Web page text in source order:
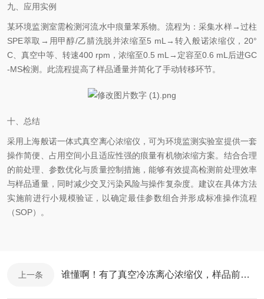
九、应用实例
某环境监测室需检测河流水中痕量苯系物。流程为：采集水样→过柱
SPE萃取→用甲醇/乙腈洗脱并浓缩至5 mL→转入般诺浓缩仪，20°
C、真空中等、转速400 rpm，浓缩至0.5 mL→定容至0.6 mL后进GC
-MS检测。此流程提高了样品通量并简化了手动转移环节。
十、总结
采用上海般诺一体式真空离心浓缩仪，可为环境监测实验室提供一套
操作简便、占用空间小且适应性强的痕量有机物浓缩方案。结合合理
的前处理、参数优化与质量控制措施，能够有效提高检测前处理效率
与样品通量，同时减少交叉污染风险与操作复杂度。建议在具体方法
实施前进行小规模验证，以确定最佳参数组合并形成标准操作流程
（SOP）。
上一条 谁懂啊！有了真空冷冻离心浓缩仪，样品前处理省一半时间